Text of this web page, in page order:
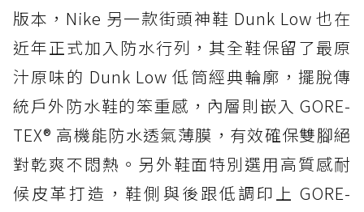
版本，Nike 另一款街頭神鞋 Dunk Low 也在
近年正式加入防水行列，其全鞋保留了最原
汁原味的 Dunk Low 低筒經典輪廓，擺脫傳
統戶外防水鞋的笨重感，內層則嵌入 GORE-
TEX® 高機能防水透氣薄膜，有效確保雙腳絕
對乾爽不悶熱。另外鞋面特別選用高質感耐
候皮革打造，鞋側與後跟低調印上 GORE-